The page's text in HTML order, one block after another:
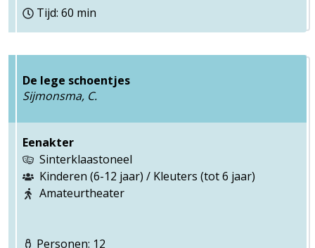
Tijd: 60 min
De lege schoentjes
Sijmonsma, C.
Eenakter
Sinterklaastoneel
Kinderen (6-12 jaar) / Kleuters (tot 6 jaar)
Amateurtheater
Personen: 12